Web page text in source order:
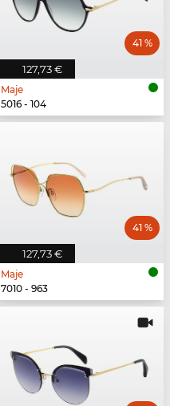
127,73 €
41 %
Maje
5016 - 104
127,73 €
41 %
Maje
7010 - 963